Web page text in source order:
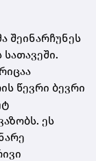
შეინარჩუნეს
წევრი ბევრი
ეს